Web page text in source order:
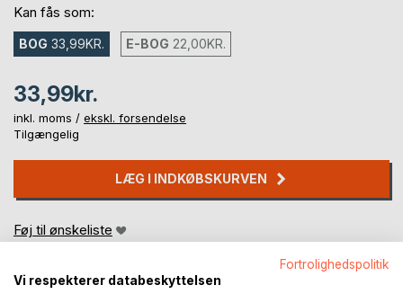
Kan fås som:
BOG 33,99KR. E-BOG 22,00KR.
33,99kr.
inkl. moms / ekskl. forsendelse
Tilgængelig
LÆG I INDKØBSKURVEN
Føj til ønskeliste
Fortrolighedspolitik
Vi respekterer databeskyttelsen